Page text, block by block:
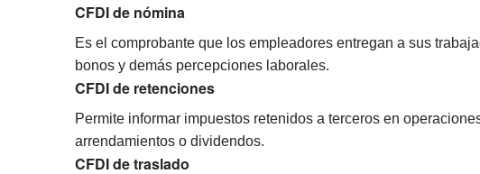
CFDI de nómina
Es el comprobante que los empleadores entregan a sus
bonos y demás percepciones laborales.
CFDI de retenciones
Permite informar impuestos retenidos a terceros en
arrendamientos o dividendos.
CFDI de traslado